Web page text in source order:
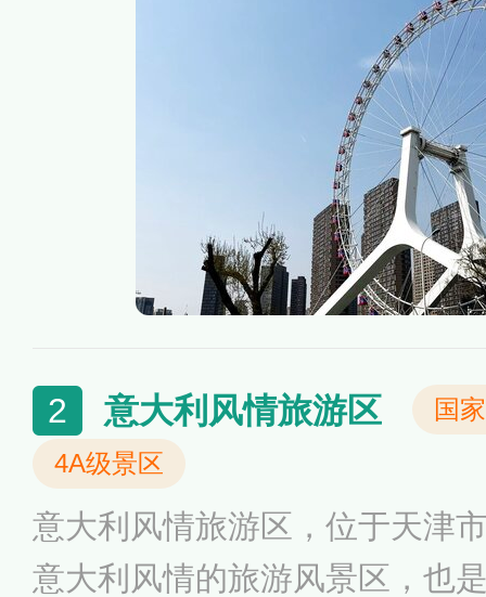
8个人，可同时供384个人观
需时间为28分钟，到达最高
余，甚至能看到方圆40公里
2 意大利风情旅游区
国
4A级景区
意大利风情旅游区，位于天津
意大利风情的旅游风景区，也